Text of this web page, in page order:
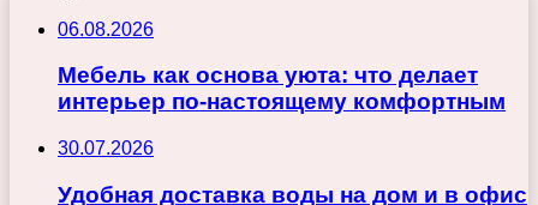
06.08.2026
Мебель как основа уюта: что делает
интерьер по-настоящему комфортным
30.07.2026
Удобная доставка воды на дом и в офис